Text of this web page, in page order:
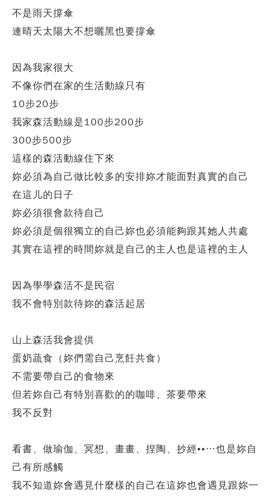
不是雨天撐傘
連晴天太陽大不想曬黑也要撐傘
因為我家很大
不像你們在家的生活動線只有
10步20步
我家森活動線是100步200步
300步500步
這樣的森活動線住下來
妳必須為自己做比較多的安排妳才能面對真實的自己
在這儿的日子
妳必須很會款待自己
妳必須是個很獨立的自己妳也必須能夠跟其她人共處
其實在這裡的時間妳就是自己的主人也是這裡的主人
因為學學森活不是民宿
我不會特別款待妳的森活起居
山上森活我會提供
蛋奶蔬食（妳們需自己烹飪共食）
不需要帶自己的食物來
但若妳自己有特別喜歡的的咖啡、茶要帶來
我不反對
看書、做瑜伽、冥想、畫畫、捏陶、抄經••⋯也是妳自
己有所感觸
我不知道妳會遇見什麼樣的自己在這妳也會遇見跟妳一